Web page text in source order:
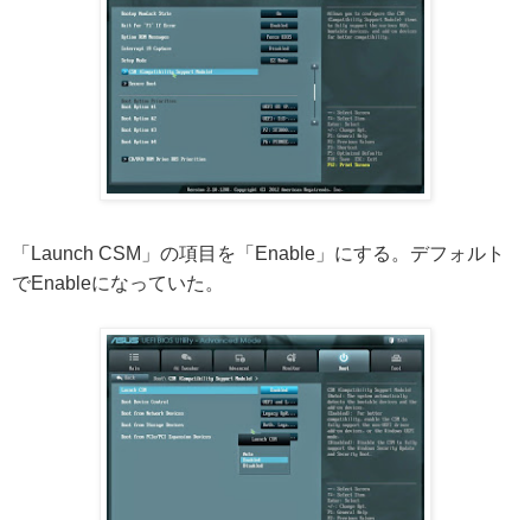
「Launch CSM」の項目を「Enable」にする。デフォルト
でEnableになっていた。